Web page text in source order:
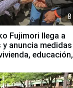
8
Fujimori llega a
anuncia medidas
educación,